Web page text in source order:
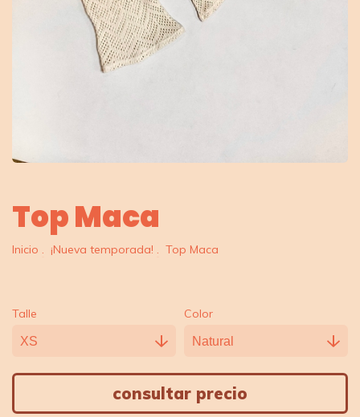
Top Maca
Inicio ¡Nueva temporada! Top Maca
Talle Color